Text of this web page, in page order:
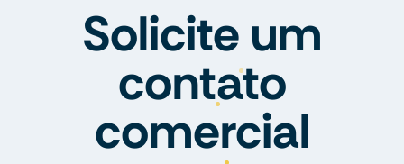
Solicite um
contato
comercial